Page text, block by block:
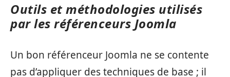
Outils et méthodologies utilisés
par les référenceurs Joomla
Un bon référenceur Joomla ne se contente
pas d’appliquer des techniques de base ; il